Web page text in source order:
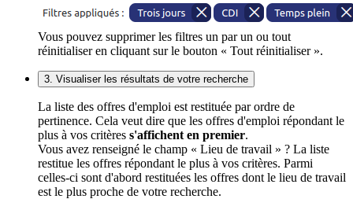
Vous pouvez supprimer les filtres un par un ou tout
réinitialiser en cliquant sur le bouton « Tout réinitialiser ».
3. Visualiser les résultats de votre recherche
La liste des offres d'emploi est restituée par ordre de
pertinence. Cela veut dire que les offres d'emploi répondant le
plus à vos critères s'affichent en premier.
Vous avez renseigné le champ « Lieu de travail » ? La liste
restitue les offres répondant le plus à vos critères. Parmi
celles-ci sont d'abord restituées les offres dont le lieu de travail
est le plus proche de votre recherche.